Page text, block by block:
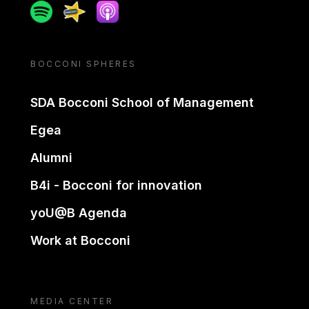
SpotifySpreakerApple podcast
BOCCONI SPHERES
SDA Bocconi School of Management
Egea
Alumni
B4i - Bocconi for innovation
yoU@B Agenda
Work at Bocconi
MEDIA CENTER